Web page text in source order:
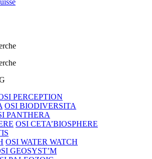
PERCEPTION
OSI BIODIVERSITA
PANTHERA
OSI CETA’BIOSPHERE
OSI WATER WATCH
GEOSYST’M